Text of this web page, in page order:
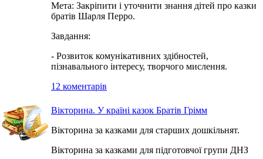
Мета: Закріпити і уточнити знання дітей про казки
братів Шарля Перро.
Завдання:
- Розвиток комунікативних здібностей,
пізнавального інтересу, творчого мислення.
12 коментарів
Вікторина. У країні казок Братів Грімм
Вікторина за казками для старших дошкільнят.
Вікторина за казками для підготовчої групи ДНЗ